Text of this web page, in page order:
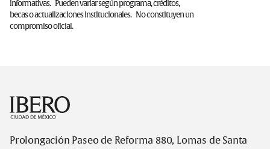
informativas. Pueden variar según programa, créditos,
becas o actualizaciones institucionales. No constituyen un
compromiso oficial.
Prolongación Paseo de Reforma 880, Lomas de Santa